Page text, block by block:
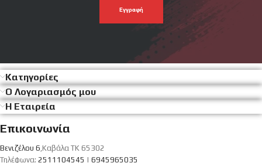
Κατηγορίες
Ο Λογαριασμός μου
Η Εταιρεία
Επικοινωνία
Βενιζέλου 6 ,Καβάλα ΤΚ 65302
Τηλέφωνα: 2511104545 | 6945965035